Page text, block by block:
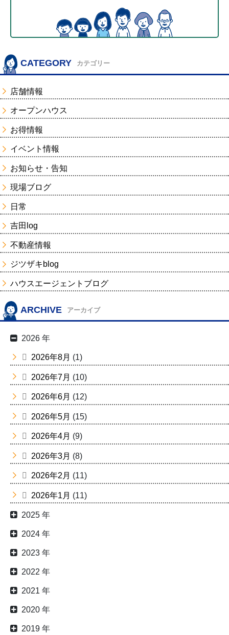
CATEGORY カテゴリー
店舗情報
オープンハウス
お得情報
イベント情報
お知らせ・告知
現場ブログ
日常
吉田log
不動産情報
ジツザキblog
ハウスエージェントブログ
ARCHIVE アーカイブ
2026 年
2026年8月 (1)
2026年7月 (10)
2026年6月 (12)
2026年5月 (15)
2026年4月 (9)
2026年3月 (8)
2026年2月 (11)
2026年1月 (11)
2025 年
2024 年
2023 年
2022 年
2021 年
2020 年
2019 年